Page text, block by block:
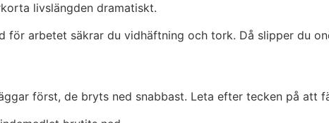
livslängden dramatiskt.
för arbetet säkrar du vidhäftning och tork. Då slipper du
först, de bryts ned snabbast. Leta efter tecken på att